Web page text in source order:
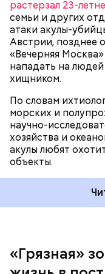
растерзал 23-
семьи и других
атаки акулы-
Австрии, позднее
«Вечерняя Москва»
нападать на
хищником.
По словам
морских и
научно-
хозяйства и
акулы любят
объекты.
«Грязная»
Так как
группы
Собеседник
несколько лет
не приходилось, но
гидом.